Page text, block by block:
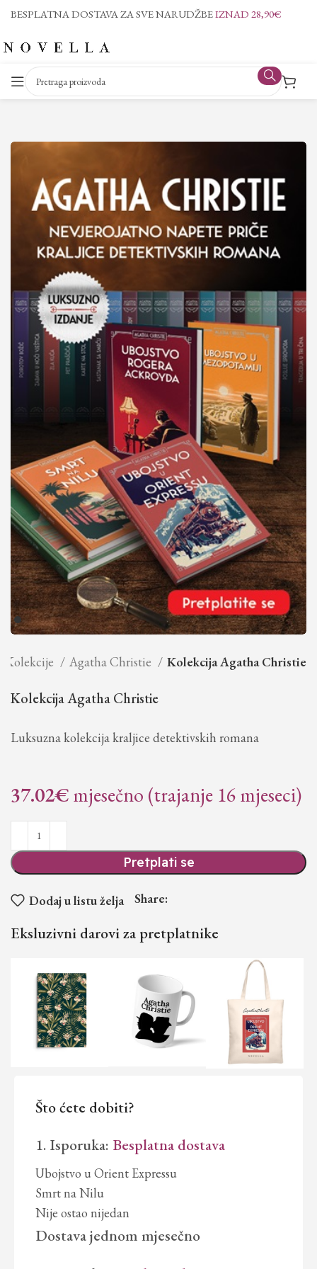
BESPLATNA DOSTAVA ZA SVE NARUDŽBEIZNAD 28,90€
Kolekcije Agatha Christie Kolekcija Agatha Christie
Kolekcija Agatha Christie
Luksuzna kolekcija kraljice detektivskih romana
37.02€mjesečno (trajanje 16 mjeseci)
Pretplati se
Dodaj u listu želja Share:
Eksluzivni darovi za pretplatnike
Što ćete dobiti?
1. Isporuka: Besplatna dostava
Ubojstvo u Orient Expressu
Smrt na Nilu
Nije ostao nijedan
Dostava jednom mjesečno